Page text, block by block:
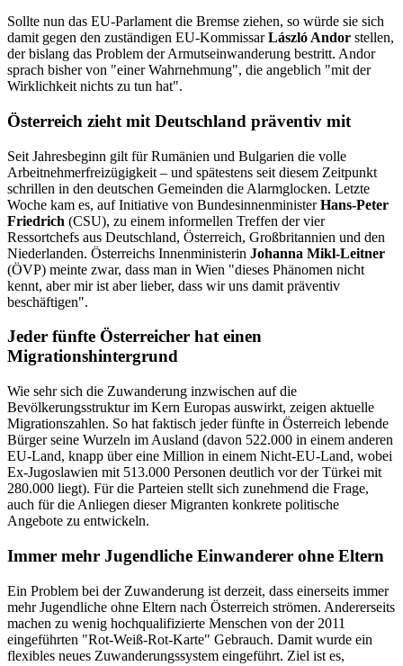
Sollte nun das EU-Parlament die Bremse ziehen, so würde sie sich
damit gegen den zuständigen EU-KommissarLászló Andor stellen,
der bislang das Problem der Armutseinwanderung bestritt. Andor
sprach bisher von "einer Wahrnehmung", die angeblich "mit der
Wirklichkeit nichts zu tun hat".
Österreich zieht mit Deutschland präventiv mit
Seit Jahresbeginn gilt für Rumänien und Bulgarien die volle
Arbeitnehmerfreizügigkeit – und spätestens seit diesem Zeitpunkt
schrillen in den deutschen Gemeinden die Alarmglocken. Letzte
Woche kam es, auf Initiative von BundesinnenministerHans-Peter
Friedrich (CSU), zu einem informellen Treffen der vier
Ressortchefs aus Deutschland, Österreich, Großbritannien und den
Niederlanden. Österreichs Innenministerin Johanna Mikl-Leitner
(ÖVP) meinte zwar, dass man in Wien "dieses Phänomen nicht
kennt, aber mir ist aber lieber, dass wir uns damit präventiv
beschäftigen".
Jeder fünfte Österreicher hat einen
Migrationshintergrund
Wie sehr sich die Zuwanderung inzwischen auf die
Bevölkerungsstruktur im Kern Europas auswirkt, zeigen aktuelle
Migrationszahlen. So hat faktisch jeder fünfte in Österreich lebende
Bürger seine Wurzeln im Ausland (davon 522.000 in einem anderen
EU-Land, knapp über eine Million in einem Nicht-EU-Land, wobei
Ex-Jugoslawien mit 513.000 Personen deutlich vor der Türkei mit
280.000 liegt). Für die Parteien stellt sich zunehmend die Frage,
auch für die Anliegen dieser Migranten konkrete politische
Angebote zu entwickeln.
Immer mehr Jugendliche Einwanderer ohne Eltern
Ein Problem bei der Zuwanderung ist derzeit, dass einerseits immer
mehr Jugendliche ohne Eltern nach Österreich strömen. Andererseits
machen zu wenig hochqualifizierte Menschen von der 2011
eingeführten "Rot-Weiß-Rot-Karte" Gebrauch. Damit wurde ein
flexibles neues Zuwanderungssystem eingeführt. Ziel ist es,